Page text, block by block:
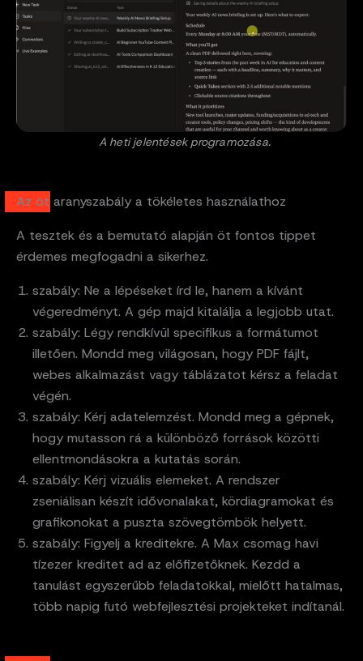
A heti jelentések programozása.
Az öt aranyszabály a tökéletes használathoz
A tesztek és a bemutató alapján öt fontos tippet
érdemes megfogadni a sikerhez.
szabály: Ne a lépéseket írd le, hanem a kívánt
végeredményt. A gép majd kitalálja a legjobb utat.
szabály: Légy rendkívül specifikus a formátumot
illetően. Mondd meg világosan, hogy PDF fájlt,
webes alkalmazást vagy táblázatot kérsz a feladat
végén.
szabály: Kérj adatelemzést. Mondd meg a gépnek,
hogy mutasson rá a különböző források közötti
ellentmondásokra a kutatás során.
szabály: Kérj vizuális elemeket. A rendszer
zseniálisan készít idővonalakat, kördiagramokat és
grafikonokat a puszta szövegtömbök helyett.
szabály: Figyelj a kreditekre. A Max csomag havi
tízezer kreditet ad az előfizetőknek. Kezdd a
tanulást egyszerűbb feladatokkal, mielőtt hatalmas,
több napig futó webfejlesztési projekteket indítanál.